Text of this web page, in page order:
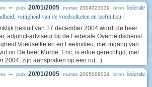
-- pub. 20/01/2005 numac 2004023039 bron federale
veiligheid van de voedselketen en leefmilieu
besluit van 17 december 2004 wordt de heer
adjunct-adviseur bij de Federale Overheidsdienst
Voedselketen en Leefmilieu, met ingang van
on De heer Morbe, Eric, is ertoe gerechtigd, met
2004, zijn aanspraken op een ru(...)
-- pub. 20/01/2005 numac 2005009034 bron federale